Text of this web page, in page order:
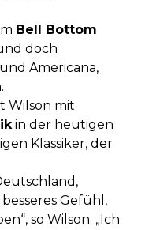
Bell Bottom
doch
Americana,
Wilson mit
in der heutigen
Klassiker, der
Gefühl,
so Wilson. „Ich